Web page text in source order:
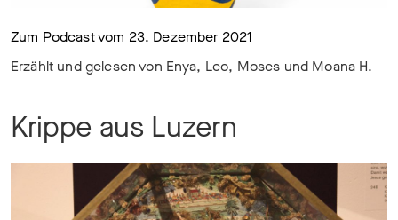
Zum Podcast vom 23. Dezember 2021
Erzählt und gelesen von Enya, Leo, Moses und Moana H.
Krippe aus Luzern